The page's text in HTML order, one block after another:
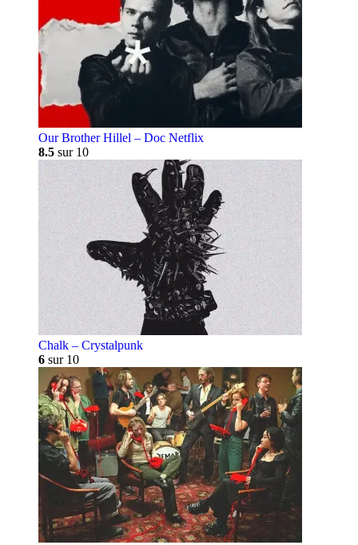
Our Brother Hillel – Doc Netflix
8.5 sur 10
Chalk – Crystalpunk
6 sur 10